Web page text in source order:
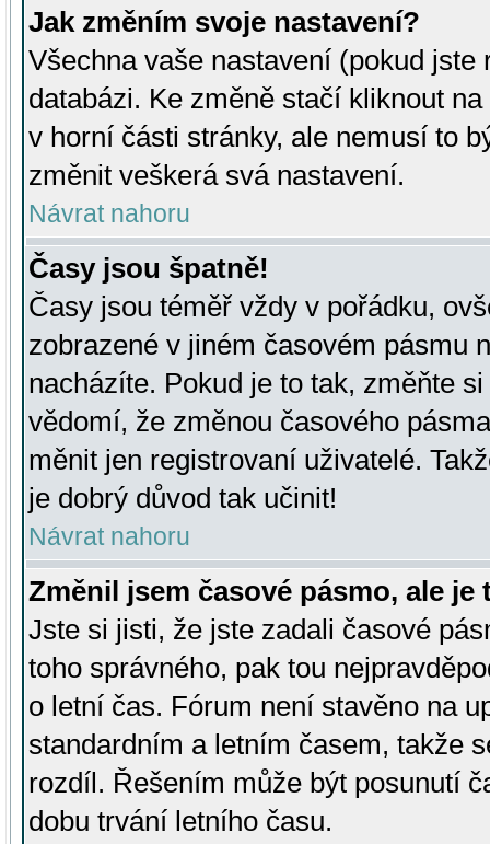
Jak změním svoje nastavení?
Všechna vaše nastavení (pokud
databázi. Ke změně stačí kliknout
v horní části stránky, ale nemusí to
změnit veškerá svá nastavení.
Návrat nahoru
Časy jsou špatně!
Časy jsou téměř vždy v pořádku,
zobrazené v jiném časovém pásmu
nacházíte. Pokud je to tak, změňte
vědomí, že změnou časového
měnit jen registrovaní uživatelé.
je dobrý důvod tak učinit!
Návrat nahoru
Změnil jsem časové pásmo, ale je
Jste si jisti, že jste zadali časové
toho správného, pak tou
o letní čas. Fórum není stavěno na
standardním a letním časem, takže
rozdíl. Řešením může být posunutí
dobu trvání letního času.